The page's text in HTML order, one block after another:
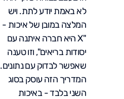
לא באמת יודע לתת. ויש
המלצה במובן של איכות -
"X היא חברה איתנה עם
יסודות בריאים", וזו טענה
שאפשר לבדוק עם נתונים.
המדריך הזה עוסק בסוג
השני בלבד - באיכות